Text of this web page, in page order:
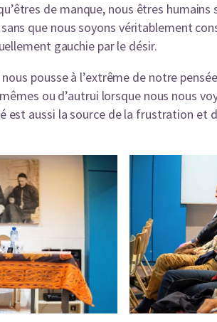
de manque, nous êtres humains
que nous soyons véritablement
gauchie par le désir.
pousse à l’extrême de notre
ou d’autrui lorsque nous nous
aussi la source de la frustration et